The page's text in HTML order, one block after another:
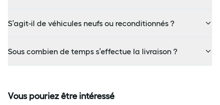
S’agit-il de véhicules neufs ou reconditionnés ?
Sous combien de temps s’effectue la livraison ?
Vous pouriez être intéressé